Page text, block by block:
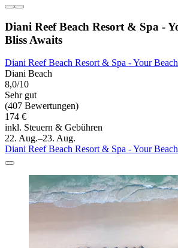
Diani Reef Beach Resort & Spa -
Bliss Awaits
Diani Reef Beach Resort & Spa - Your
Diani Beach
8,0/10
Sehr gut
(407 Bewertungen)
174 €
inkl. Steuern & Gebühren
22. Aug.–23. Aug.
Diani Reef Beach Resort & Spa - Your